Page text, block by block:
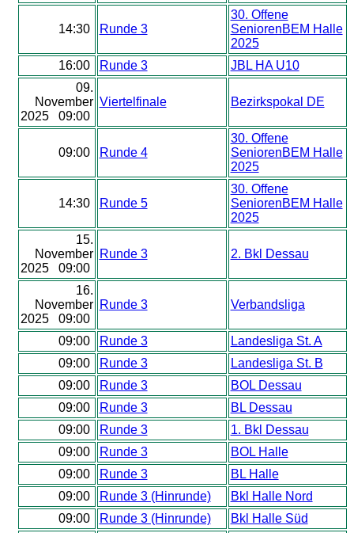
14:30 Runde 3
30. Offene
SeniorenBEM Halle
2025
16:00
Runde 3
JBL HA U10
09.
November
2025 09:00
Viertelfinale Bezirkspokal DE
09:00 Runde 4
30. Offene
SeniorenBEM Halle
2025
14:30 Runde 5
30. Offene
SeniorenBEM Halle
2025
15.
November
2025 09:00
Runde 3 2. Bkl Dessau
16.
November
2025 09:00
Runde 3 Verbandsliga
09:00 Runde 3
Landesliga St. A
09:00
Runde 3
Landesliga St. B
09:00
Runde 3
BOL Dessau
09:00
Runde 3
BL Dessau
09:00
Runde 3
1. Bkl Dessau
09:00
Runde 3
BOL Halle
09:00
Runde 3
BL Halle
09:00
Runde 3 (Hinrunde)
Bkl Halle Nord
09:00
Runde 3 (Hinrunde) Bkl Halle Süd